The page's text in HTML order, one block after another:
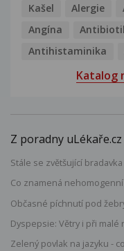
Kašel Alergie
Angína
Antihistaminika
Katalog
Z poradny uLékaře.cz
Stále se zvětšující bradavka
Co znamená
Občasné píchnutí pod
Dyspepsie: Větry i při
Zelený povlak na jazyku -